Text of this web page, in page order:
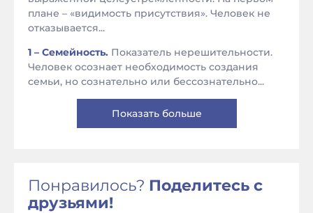
плане – «видимость присутствия». Человек не
отказывается...
1 – Семейность. Показатель нерешительности.
Человек осознает необходимость создания
семьи, но сознательно или бессознательно...
Показать больше
Понравилось? Поделитесь с
друзьями!